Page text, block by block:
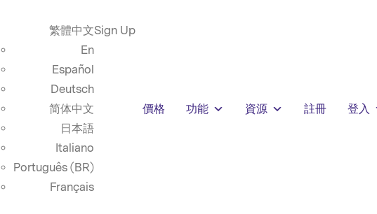
繁體中文
En
Español
Deutsch
简体中文
日本語
Italiano
Português (BR)
Français
Sign Up
價格 功能 資源 註冊 登入